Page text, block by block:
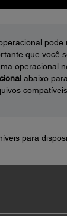
pode
que você
operacional
abaixo
compatíveis.
para